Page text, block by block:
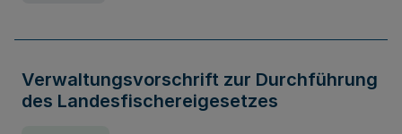
Verwaltungsvorschrift zur Durchführung
des Landesfischereigesetzes